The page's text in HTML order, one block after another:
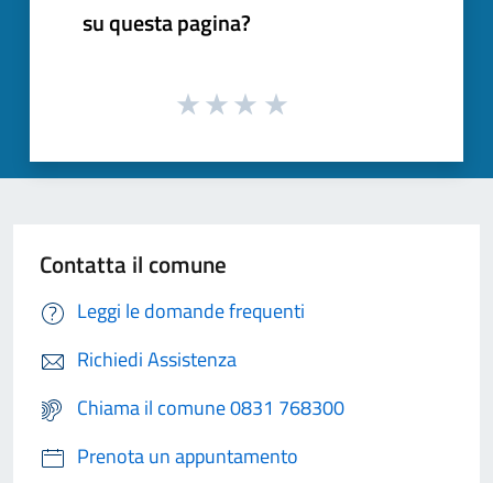
su questa pagina?
Contatta il comune
Leggi le domande frequenti
Richiedi Assistenza
Chiama il comune 0831 768300
Prenota un appuntamento